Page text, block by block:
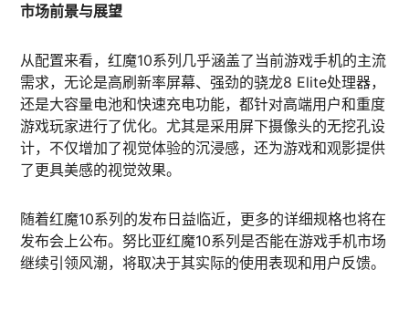
市场前景与展望
从配置来看，红魔10系列几乎涵盖了当前游戏手机的主流
需求，无论是高刷新率屏幕、强劲的骁龙8 Elite处理器，
还是大容量电池和快速充电功能，都针对高端用户和重度
游戏玩家进行了优化。尤其是采用屏下摄像头的无挖孔设
计，不仅增加了视觉体验的沉浸感，还为游戏和观影提供
了更具美感的视觉效果。
随着红魔10系列的发布日益临近，更多的详细规格也将在
发布会上公布。努比亚红魔10系列是否能在游戏手机市场
继续引领风潮，将取决于其实际的使用表现和用户反馈。